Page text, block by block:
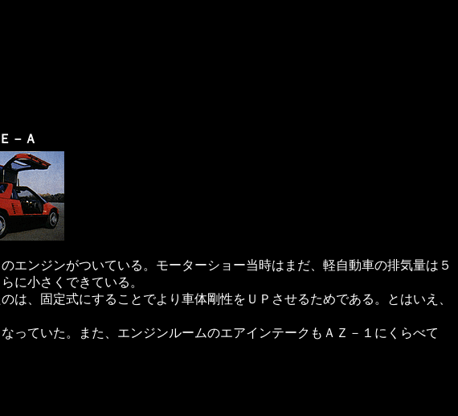
－Ａ
ンジンがついている。モーターショー当時はまだ、軽自動車の排気量は５
に小さくできている。
、固定式にすることでより車体剛性をＵＰさせるためである。とはいえ、
ていた。また、エンジンルームのエアインテークもＡＺ－１にくらべて